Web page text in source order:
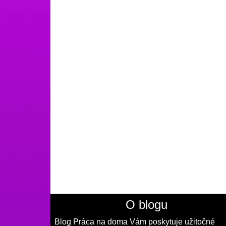
O blogu
Blog Práca na doma Vám poskytuje užitočné